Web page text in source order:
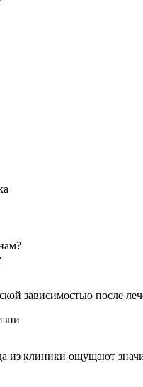
зависимостью после
из клиники ощущают